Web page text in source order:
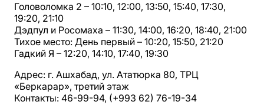
Головоломка 2 – 10:10, 12:00, 13:50, 15:40, 17:30,
19:20, 21:10
Дэдпул и Росомаха – 11:30, 14:00, 16:20, 18:40, 21:00
Тихое место: День первый – 10:20, 15:50, 21:20
Гадкий Я – 12:20, 14:10, 17:40, 19:30
Адрес: г. Ашхабад, ул. Ататюрка 80, ТРЦ
«Беркарар», третий этаж
Контакты: 46-99-94, (+993 62) 76-19-34